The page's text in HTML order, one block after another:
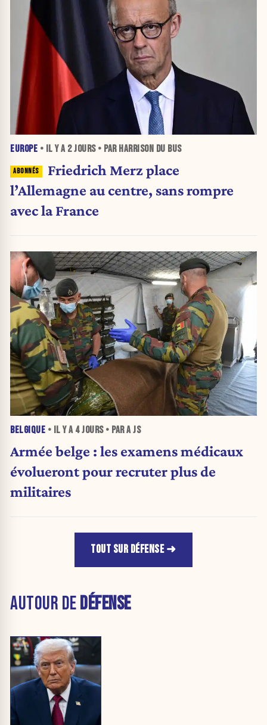
EUROPE • IL Y A 2 JOURS• PAR HARRISON DU BUS
Friedrich Merz place
l’Allemagne au centre, sans rompre
avec la France
BELGIQUE • IL Y A 4 JOURS• PAR A JS
Armée belge : les examens médicaux
évolueront pour recruter plus de
militaires
TOUT SUR DÉFENSE
AUTOUR DEDÉFENSE